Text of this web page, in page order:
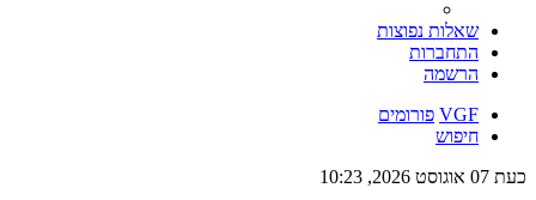
שאלות נפוצות
התחברות
הרשמה
VGF פורומים
חיפוש
כעת 07 אוגוסט 2026, 10:23